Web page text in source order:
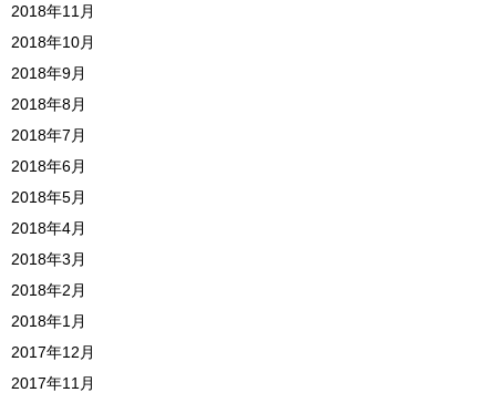
2018年11月
2018年10月
2018年9月
2018年8月
2018年7月
2018年6月
2018年5月
2018年4月
2018年3月
2018年2月
2018年1月
2017年12月
2017年11月